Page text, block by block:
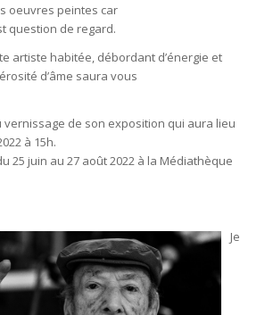
oeuvres peintes car
question de regard.
artiste habitée, débordant d’énergie et
d’âme saura vous
vernissage de son exposition qui aura lieu
à 15h.
25 juin au 27 août 2022 à la Médiathèque
Je